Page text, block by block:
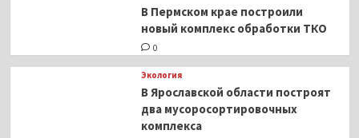
В Пермском крае построили
новый комплекс обработки ТКО
0
Экология
В Ярославской области построят
два мусоросортировочных
комплекса